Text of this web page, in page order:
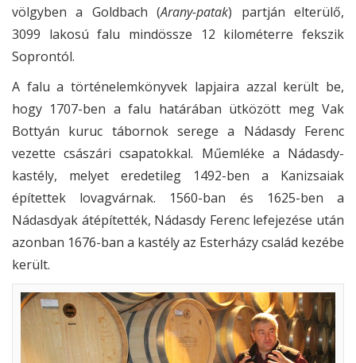
völgyben a Goldbach (Arany-patak) partján elterülő,
3099 lakosú falu mindössze 12 kilométerre fekszik
Soprontól.
A falu a történelemkönyvek lapjaira azzal került be,
hogy 1707-ben a falu határában ütközött meg Vak
Bottyán kuruc tábornok serege a Nádasdy Ferenc
vezette császári csapatokkal. Műemléke a Nádasdy-
kastély, melyet eredetileg 1492-ben a Kanizsaiak
építettek lovagvárnak. 1560-ban és 1625-ben a
Nádasdyak átépítették, Nádasdy Ferenc lefejezése után
azonban 1676-ban a kastély az Esterházy család kezébe
került.